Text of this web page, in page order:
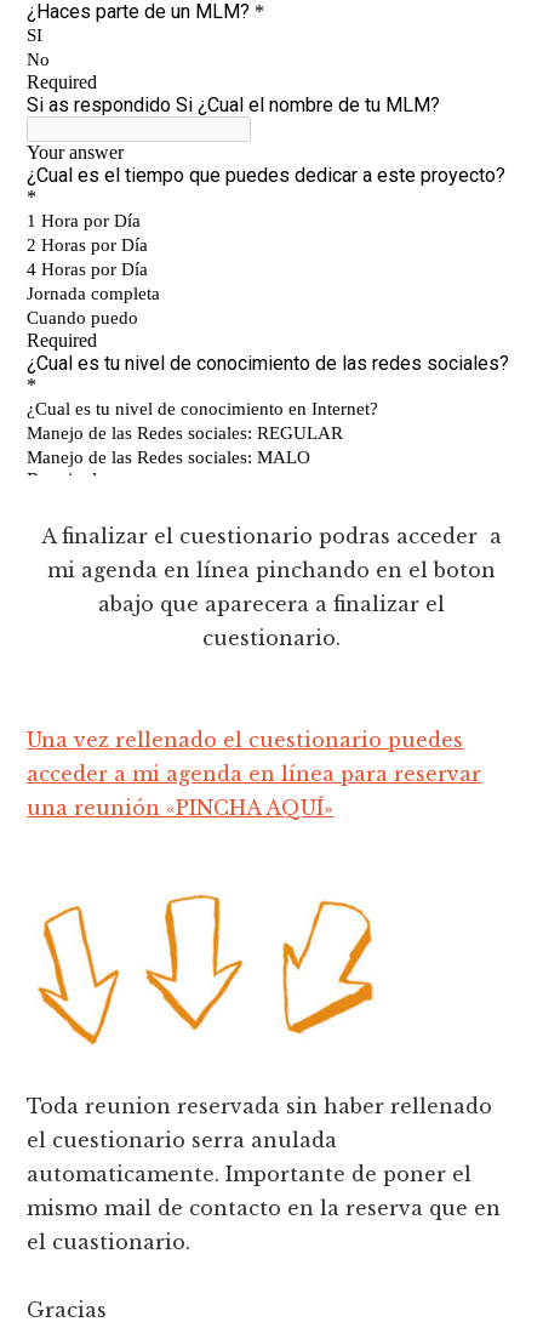
A finalizar el cuestionario podras acceder a
mi agenda en línea pinchando en el boton
abajo que aparecera a finalizar el
cuestionario.
Una vez rellenado el cuestionario puedes
acceder a mi agenda en línea para reservar
una reunión «PINCHA AQUÍ»
Toda reunion reservada sin haber rellenado
el cuestionario serra anulada
automaticamente. Importante de poner el
mismo mail de contacto en la reserva que en
el cuastionario.
Gracias